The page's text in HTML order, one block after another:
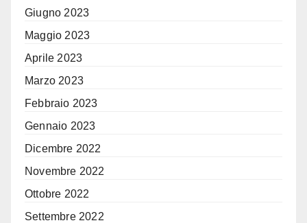
Giugno 2023
Maggio 2023
Aprile 2023
Marzo 2023
Febbraio 2023
Gennaio 2023
Dicembre 2022
Novembre 2022
Ottobre 2022
Settembre 2022